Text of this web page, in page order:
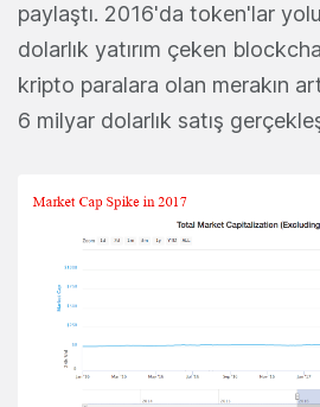
paylaştı. 2016'da token'lar
dolarlık yatırım çeken
kripto paralara olan merakın
6 milyar dolarlık satış